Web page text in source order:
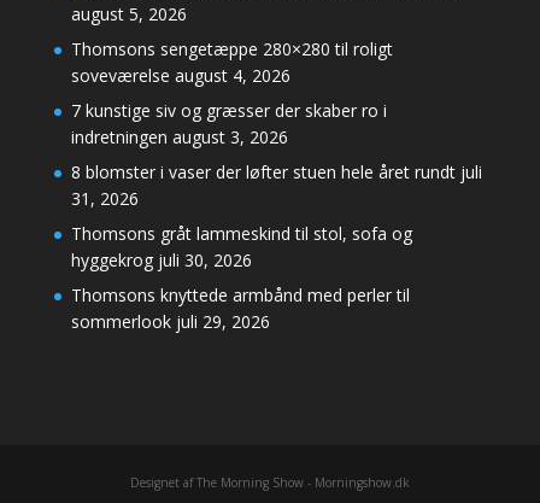
august 5, 2026
Thomsons sengetæppe 280×280 til roligt
soveværelse august 4, 2026
7 kunstige siv og græsser der skaber ro i
indretningen august 3, 2026
8 blomster i vaser der løfter stuen hele året rundt juli
31, 2026
Thomsons gråt lammeskind til stol, sofa og
hyggekrog juli 30, 2026
Thomsons knyttede armbånd med perler til
sommerlook juli 29, 2026
Designet af The Morning Show - Morningshow.dk